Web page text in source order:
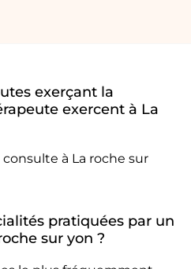
exerçant la
exercent à La
à La roche sur
pratiquées par un
sur yon ?